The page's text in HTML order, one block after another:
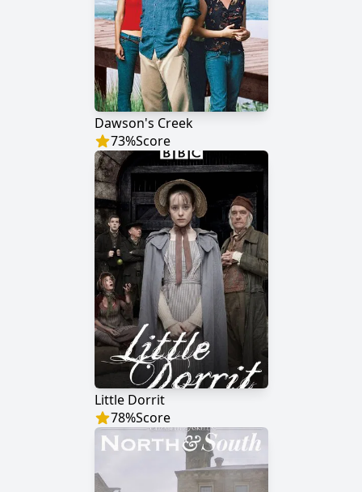
Dawson's Creek
73%Score
Little Dorrit
78%Score